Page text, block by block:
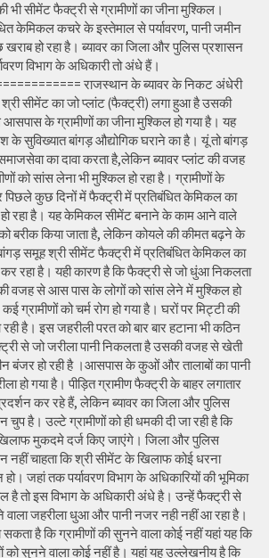
भी सीमेंट फैक्ट्री से ग्रामीणों का जीना मुश्किल।
केमिकल कचरे के इस्तेमाल से पर्यावरण, पानी जमीन
हो रहा है। ब्यावर का जिला और पुलिस प्रशासन
विभाग के अधिकारी तो अंधे हैं।
राजस्थान के ब्यावर के निकट अंधेरी
श्री सीमेंट का जो प्लांट (फैक्ट्री) लगा हुआ है उसकी
के ग्रामीणों का जीना मुश्किल हो गया है। यह
के सुविख्यात बांगड़ औद्योगिक घराने का है। यूं तो बांगड़
का दावा करता है,लेकिन ब्यावर प्लांट की वजह
को सांस लेना भी मुश्किल हो रहा है। ग्रामीणों के
कुछ दिनों में फैक्ट्री में प्रतिबंधित केमिकल का
रहा है। यह केमिकल सीमेंट बनाने के काम आने वाले
बरीक किया जाता है, लेकिन कोयले की कीमत बढ़ने के
समूह श्री सीमेंट फैक्ट्री में प्रतिबंधित केमिकल का
रहा है। यही कारण है कि फैक्ट्री से जो धुंआ निकलता
वजह से आस पास के लोगों को सांस लेने में मुश्किल हो
ग्रामीणों को चर्म रोग हो गया है। घरों पर मिट्टी की
है। इस जहरीली परत को बार बार हटाना भी कठिन
से जो जरीला पानी निकलता है उसकी वजह से खेती
बंजर हो रही है ।आसपास के कुओं और तालाबों का पानी
हो गया है। पीड़ित ग्रामीण फैक्ट्री के बाहर लगातार
कर रहे हैं, लेकिन ब्यावर का जिला और पुलिस
चुप है। उल्टे ग्रामीणों को ही धमकी दी जा रही है कि
मुकदमे दर्ज किए जाएंगे। जिला और पुलिस
नहीं चाहता कि श्री सीमेंट के खिलाफ कोई धरना
हो। जहां तक पर्यावरण विभाग के अधिकारियों की भूमिका
है तो इस विभाग के अधिकारी अंधे है। उन्हें फैक्ट्री से
जहरीला धुआ और पानी नजर नही नहीं आ रहा है।
है कि ग्रामीणों की सुनने वाला कोई नहीं यहां यह कि
को सुनने वाला कोई नहीं है। यहां यह उल्लेखनीय है कि